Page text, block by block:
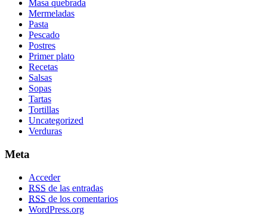
Masa quebrada
Mermeladas
Pasta
Pescado
Postres
Primer plato
Recetas
Salsas
Sopas
Tartas
Tortillas
Uncategorized
Verduras
Meta
Acceder
RSS de las entradas
RSS de los comentarios
WordPress.org